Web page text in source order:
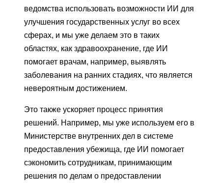
ведомства использовать возможности ИИ для
улучшения государственных услуг во всех
сферах, и мы уже делаем это в таких
областях, как здравоохранение, где ИИ
помогает врачам, например, выявлять
заболевания на ранних стадиях, что является
невероятным достижением.
Это также ускоряет процесс принятия
решений. Например, мы уже используем его в
Министерстве внутренних дел в системе
предоставления убежища, где ИИ помогает
сэкономить сотрудникам, принимающим
решения по делам о предоставлении